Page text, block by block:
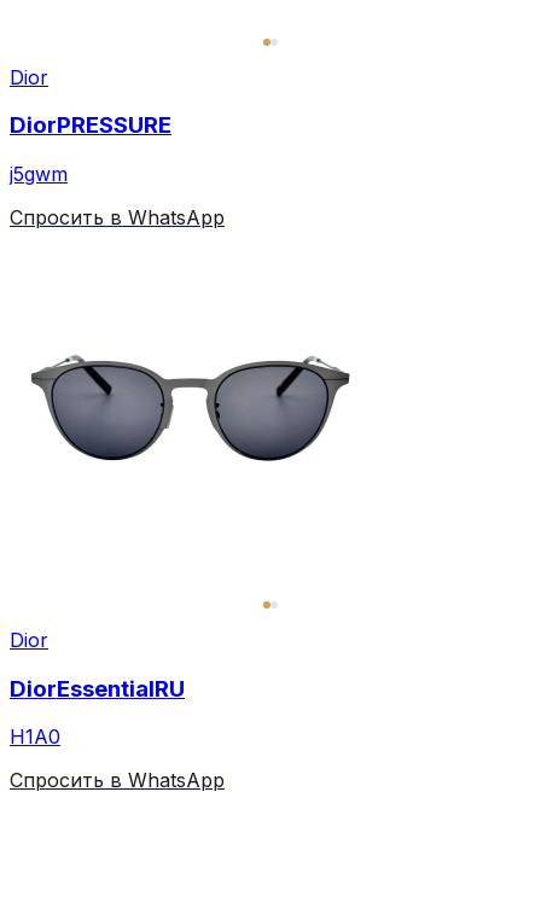
Dior
DiorPRESSURE
j5gwm
Спросить в WhatsApp
Dior
DiorEssentialRU
H1A0
Спросить в WhatsApp